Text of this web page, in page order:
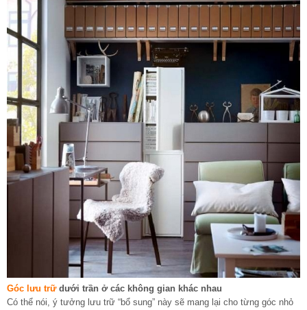
Góc lưu trữdưới trần ở các không gian khác nhau
Có thể nói, ý tưởng lưu trữ “bổ sung” này sẽ mang lại cho từng góc nhỏ